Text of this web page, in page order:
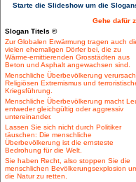
Starte die Slideshow um die
Gehe dafür
Slogan Titels ©
Zur Globalen Erwärmung tragen auch
vielen ehemaligen Dörfer bei, die zu
Wärme-emittierenden Grosstädten aus
Beton und Asphalt angewachsen sind.
Menschliche Überbevölkerung
Religiösen Extremismus und
Kriegsführung.
Menschliche Überbevölkerung macht
entweder gleichgültig oder aggressiv
untereinander.
Lassen Sie sich nicht durch Politiker
täuschen: Die menschliche
Überbevölkerung ist die ernsteste
Bedrohung für die Welt.
Sie haben Recht, also stoppen Sie die
menschlichen Bevölkerungsexplosion
die Natur zu retten.